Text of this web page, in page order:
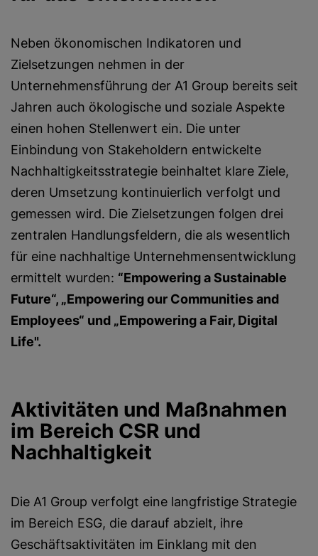
Neben ökonomischen Indikatoren und
Zielsetzungen nehmen in der
Unternehmensführung der A1 Group bereits seit
Jahren auch ökologische und soziale Aspekte
einen hohen Stellenwert ein. Die unter
Einbindung von Stakeholdern entwickelte
Nachhaltigkeitsstrategie beinhaltet klare Ziele,
deren Umsetzung kontinuierlich verfolgt und
gemessen wird. Die Zielsetzungen folgen drei
zentralen Handlungsfeldern, die als wesentlich
für eine nachhaltige Unternehmensentwicklung
ermittelt wurden: “Empowering a Sustainable
Future“, „Empowering our Communities and
Employees“ und „Empowering a Fair, Digital
Life".
Aktivitäten und Maßnahmen
im Bereich CSR und
Nachhaltigkeit
Die A1 Group verfolgt eine langfristige Strategie
im Bereich ESG, die darauf abzielt, ihre
Geschäftsaktivitäten im Einklang mit den